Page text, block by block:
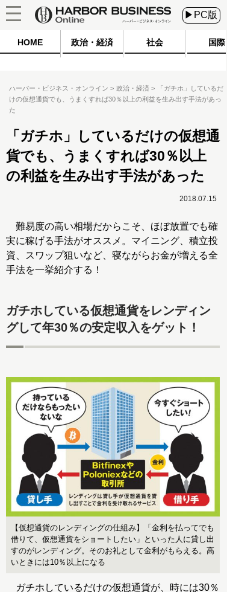
▶PC版
HOME 政治・経済 社会 国際
ハーバー・ビジネス・オンライン 政治・経済
「ガチホ」しているだ
けの仮想通貨でも、うまくすれば30％以上の利益を生み出す手法があっ
た
「ガチホ」しているだけの仮想通
貨でも、うまくすれば30％以上
の利益を生み出す手法があった
2018.07.15
難易度の高い相場だからこそ、ほぼ放置でも確
実に稼げる手法がオススメ。マイニング、積立投
資、スワップ狙いなど、寝ながらお金が増える全
手法を一挙紹介する！
ガチホしている仮想通貨をレンディン
グして年30％の安定収入をゲット！
【仮想通貨のレンディングの仕組み】「金利を払ってでも
借りて、仮想通貨をショートしたい」といった人に貸し出
すのがレンディング。そのお礼として金利がもらえる。高
いときには10％以上になる
ガチホしているだけの仮想通貨が、時には30％